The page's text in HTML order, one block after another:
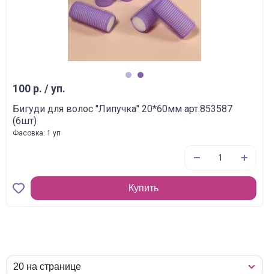
100 р. / уп.
Бигуди для волос "Липучка" 20*60мм арт.853587
(6шт)
Фасовка: 1 уп
Купить